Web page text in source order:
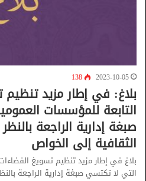
2023-10-05
138
بلاغ: في إطار مزيد
التابعة للمؤسسات
صبغة إدارية الراجعة
الثقافية إلى الخواص
بلاغ في إطار مزيد تنظيم تسويغ
التي لا تكتسي صبغة إدارية الراجعة